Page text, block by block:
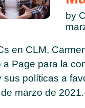
by
en CLM,
a Page para la
sus políticas a
marzo de